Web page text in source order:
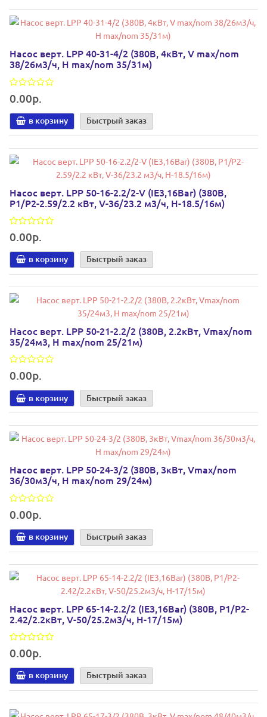
Насос верт. LPP 40-31-4/2 (380В, 4кВт, V max/nom
38/26м3/ч, Н max/nom 35/31м)
0.00р.
в корзину Быстрый заказ
Насос верт. LPP 50-16-2.2/2-V (IE3,16Bar) (380В,
P1/P2-2.59/2.2 кВт, V-36/23.2 м3/ч, H-18.5/16м)
0.00р.
в корзину Быстрый заказ
Насос верт. LPP 50-21-2.2/2 (380В, 2.2кВт, Vmax/nom
35/24м3, Н max/nom 25/21м)
0.00р.
в корзину Быстрый заказ
Насос верт. LPP 50-24-3/2 (380В, 3кВт, Vmax/nom
36/30м3/ч, Н max/nom 29/24м)
0.00р.
в корзину Быстрый заказ
Насос верт. LPP 65-14-2.2/2 (IE3,16Bar) (380В, Р1/P2-
2.42/2.2кВт, V-50/25.2м3/ч, H-17/15м)
0.00р.
в корзину Быстрый заказ